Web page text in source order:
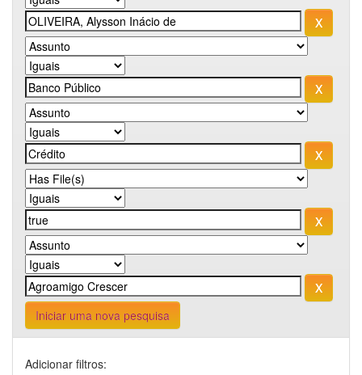
Iniciar uma nova pesquisa
Adicionar filtros: